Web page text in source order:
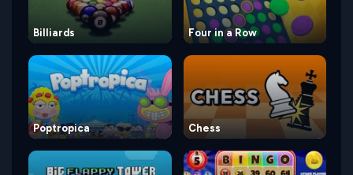
Billiards Four in a Row
Poptropica Chess